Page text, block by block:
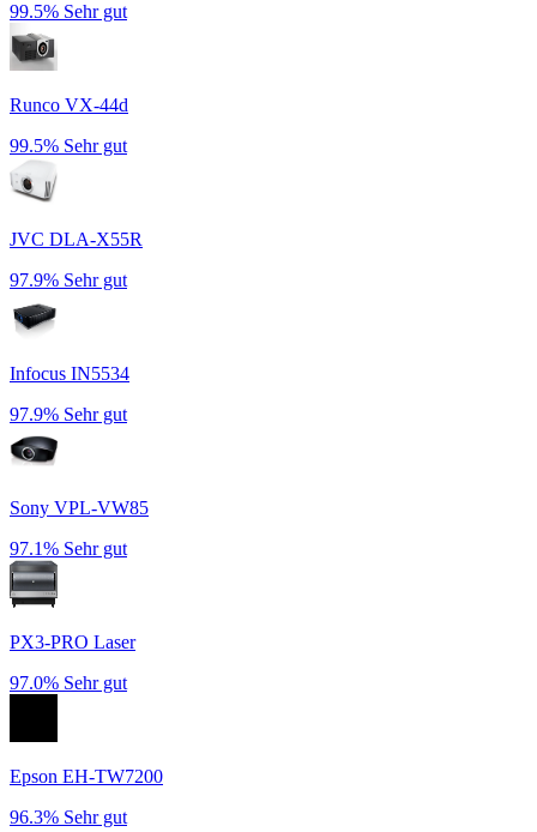
99.5% Sehr gut
Runco VX-44d
99.5% Sehr gut
JVC DLA-X55R
97.9% Sehr gut
Infocus IN5534
97.9% Sehr gut
Sony VPL-VW85
97.1% Sehr gut
PX3-PRO Laser
97.0% Sehr gut
Epson EH-TW7200
96.3% Sehr gut